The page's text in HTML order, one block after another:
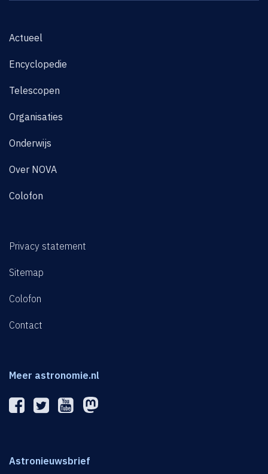
Actueel
Encyclopedie
Telescopen
Organisaties
Onderwijs
Over NOVA
Colofon
Privacy statement
Sitemap
Colofon
Contact
Meer astronomie.nl
Astronieuwsbrief